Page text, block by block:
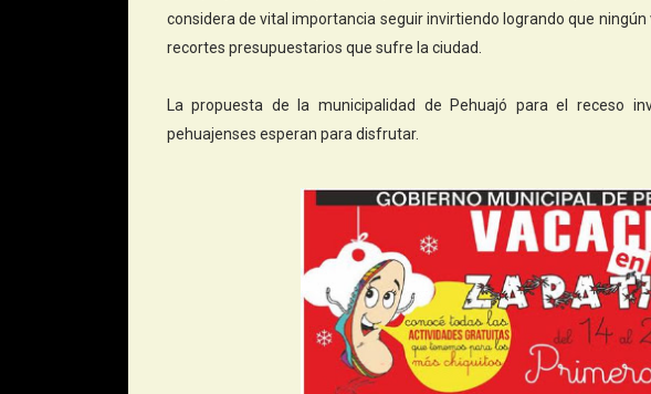
considera de vital importancia seguir invirtiendo logrando que
recortes presupuestarios que sufre la ciudad.
La propuesta de la municipalidad de Pehuajó para el receso
pehuajenses esperan para disfrutar.